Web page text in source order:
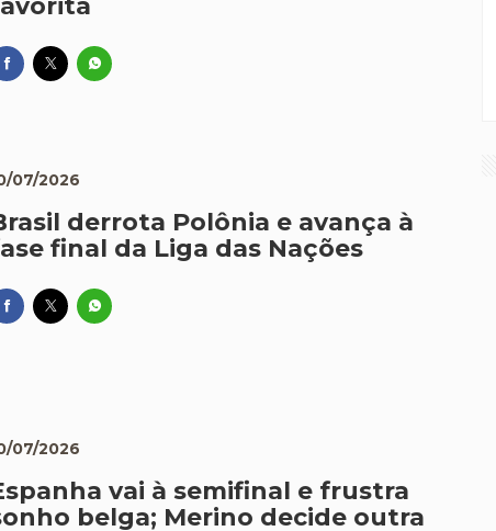
07/2026
derrota Polônia e avança à
final da Liga das Nações
07/2026
vai à semifinal e frustra
belga; Merino decide outra